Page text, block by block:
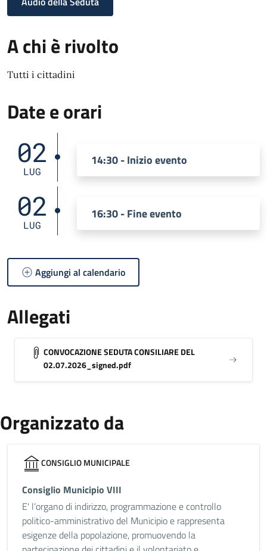
A chi è rivolto
Tutti i cittadini
Date e orari
02
LUG
14:30 - Inizio evento
02
LUG
16:30 - Fine evento
Aggiungi al calendario
Allegati
CONVOCAZIONE SEDUTA CONSILIARE DEL
02.07.2026_signed.pdf
Organizzato da
CONSIGLIO MUNICIPALE
Consiglio Municipio VIII
E' l’organo di indirizzo, programmazione e controllo
politico-amministrativo del Municipio e rappresenta
esigenze della popolazione, promuovendo la